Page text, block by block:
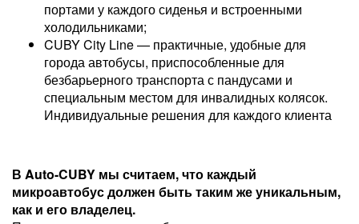
портами у каждого сиденья и встроенными
холодильниками;
CUBY City Line — практичные, удобные для
города автобусы, приспособленные для
безбарьерного транспорта с пандусами и
специальным местом для инвалидных колясок.
Индивидуальные решения для каждого клиента
В Auto-CUBY мы считаем, что каждый
микроавтобус должен быть таким же уникальным,
как и его владелец.